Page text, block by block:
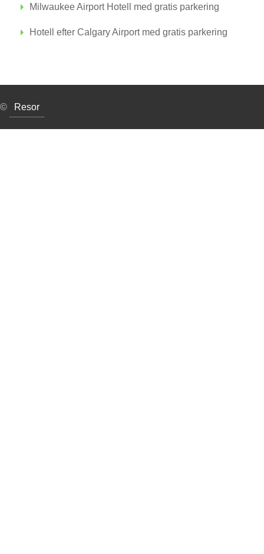
Milwaukee Airport Hotell med gratis parkering
Hotell efter Calgary Airport med gratis parkering
© Resor